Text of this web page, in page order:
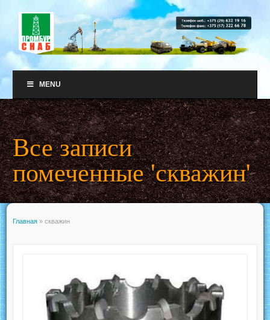
MENU
Все записи
помеченные 'скважин'
Главная » скважин